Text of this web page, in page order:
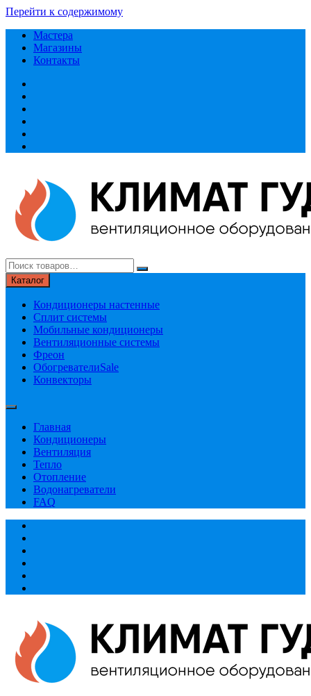
Перейти к содержимому
Мастера
Магазины
Контакты
Каталог
Кондиционеры настенные
Сплит системы
Мобильные кондиционеры
Вентиляционные системы
Фреон
ОбогревателиSale
Конвекторы
Главная
Кондиционеры
Вентиляция
Тепло
Отопление
Водонагреватели
FAQ